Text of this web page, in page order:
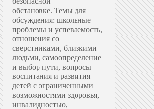
обстановке. Темы для
обсуждения: школьные
проблемы и успеваемость,
отношения со
сверстниками, близкими
людьми, самоопределение
и выбор пути, вопросы
воспитания и развития
детей с ограниченными
возможностями здоровья,
инвалидностью,